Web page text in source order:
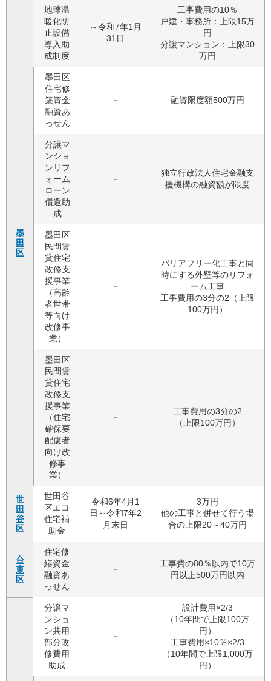
墨
田
区
地球温
暖化防
止設備
導入助
成制度
～令和7年1月
31日
工事費用の10％
戸建・事務所：上限15万
円
分譲マンション：上限30
万円
墨田区
住宅修
築資金
融資あ
っせん
－ 融資限度額500万円
分譲マ
ンショ
ンリフ
ォーム
ローン
償還助
成
－
独立行政法人住宅金融支
援機構の融資額が限度
墨田区
民間賃
貸住宅
改修支
援事業
（高齢
者世帯
等向け
改修事
業）
－
バリアフリー化工事と同
時にする外壁等のリフォ
ーム工事
工事費用の3分の2（上限
100万円）
墨田区
民間賃
貸住宅
改修支
援事業
（住宅
確保要
配慮者
向け改
修事
業）
－
工事費用の3分の2
（上限100万円）
世
田
谷
区
世田谷
区エコ
住宅補
助金
令和6年4月1
日～令和7年2
月末日
3万円
他の工事と併せて行う場
合の上限20～40万円
台
東
区
住宅修
繕資金
融資あ
っせん
－
工事費の80％以内で10万
円以上500万円以内
分譲マ
ンショ
ン共用
部分改
修費用
助成
－
設計費用×2/3
（10年間で上限100万
円）
工事費用×10％×2/3
（10年間で上限1,000万
円）